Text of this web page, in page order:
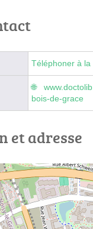
Téléphoner à la
bois-de-grace
et adresse